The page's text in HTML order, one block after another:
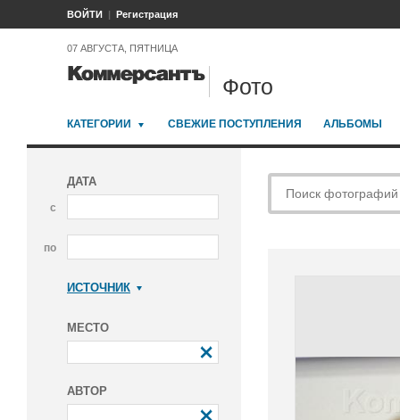
ВОЙТИ Регистрация
07 АВГУСТА, ПЯТНИЦА
Фото
КАТЕГОРИИ СВЕЖИЕ ПОСТУПЛЕНИЯ АЛЬБОМЫ
ДАТА
с
по
ИСТОЧНИК
МЕСТО
АВТОР